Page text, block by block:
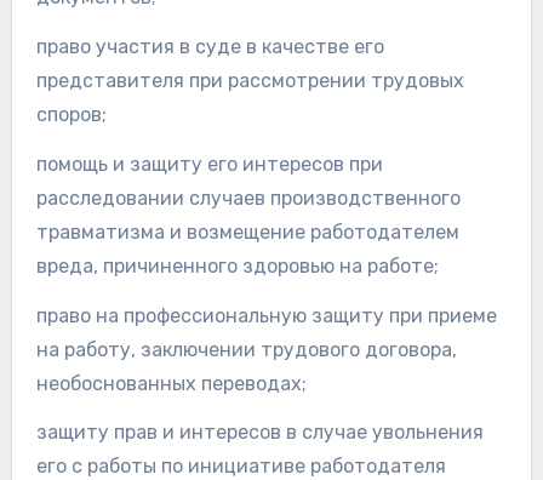
право участия в суде в качестве его
представителя при рассмотрении трудовых
споров;
помощь и защиту его интересов при
расследовании случаев производственного
травматизма и возмещение работодателем
вреда, причиненного здоровью на работе;
право на профессиональную защиту при приеме
на работу, заключении трудового договора,
необоснованных переводах;
защиту прав и интересов в случае увольнения
его с работы по инициативе работодателя